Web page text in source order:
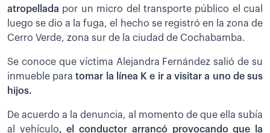
atropellada por un micro del transporte público el cual
luego se dio a la fuga, el hecho se registró en la zona de
Cerro Verde, zona sur de la ciudad de Cochabamba.
Se conoce que víctima Alejandra Fernández salió de su
inmueble para tomar la línea K e ir a visitar a uno de sus
hijos.
De acuerdo a la denuncia, al momento de que ella subía
al vehículo, el conductor arrancó provocando que la